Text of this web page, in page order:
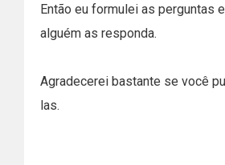
Então eu formulei as perguntas
alguém as responda.
Agradecerei bastante se você
las.